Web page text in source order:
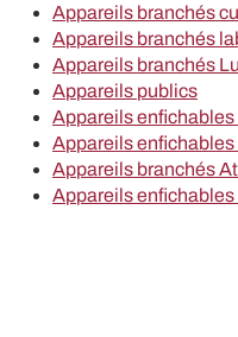
Appareils branchés
Appareils branchés
Appareils branchés
Appareils publics
Appareils
Appareils
Appareils branchés
Appareils